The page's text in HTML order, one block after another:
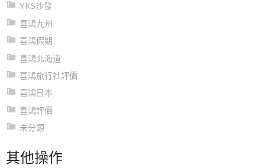
YKS沙發
喜鴻九州
喜鴻假期
喜鴻北海道
喜鴻旅行社評價
喜鴻日本
喜鴻評價
未分類
其他操作